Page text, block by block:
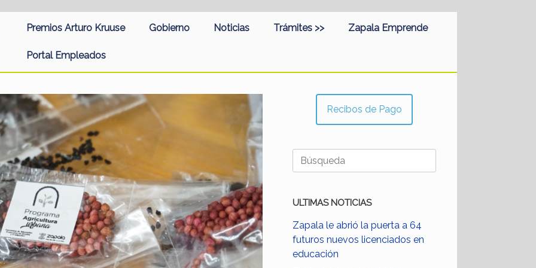
Premios Arturo Kruuse Gobierno Noticias Trámites >> Zapala Emprende
Portal Empleados
Recibos de Pago
Buscar:
ULTIMAS NOTICIAS
Zapala le abrió la puerta a 64
futuros nuevos licenciados en
educación